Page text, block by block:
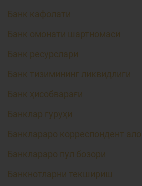
Банк кафолати
Банк омонати шартномаси
Банк ресурслари
Банк тизимининг ликвидлиги
Банк ҳисобварағи
Банклар гуруҳи
Банклараро корреспондент
Банклараро пул бозори
Банкнотларни текшириш